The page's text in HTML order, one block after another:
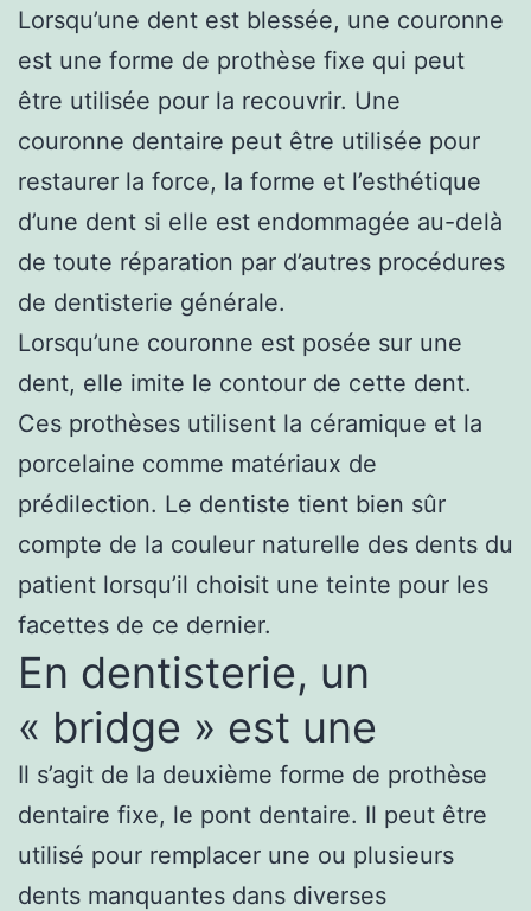
Lorsqu’une dent est blessée, une couronne
est une forme de prothèse fixe qui peut
être utilisée pour la recouvrir. Une
couronne dentaire peut être utilisée pour
restaurer la force, la forme et l’esthétique
d’une dent si elle est endommagée au-delà
de toute réparation par d’autres procédures
de dentisterie générale.
Lorsqu’une couronne est posée sur une
dent, elle imite le contour de cette dent.
Ces prothèses utilisent la céramique et la
porcelaine comme matériaux de
prédilection. Le dentiste tient bien sûr
compte de la couleur naturelle des dents du
patient lorsqu’il choisit une teinte pour les
facettes de ce dernier.
En dentisterie, un
« bridge » est une
Il s’agit de la deuxième forme de prothèse
dentaire fixe, le pont dentaire. Il peut être
utilisé pour remplacer une ou plusieurs
dents manquantes dans diverses